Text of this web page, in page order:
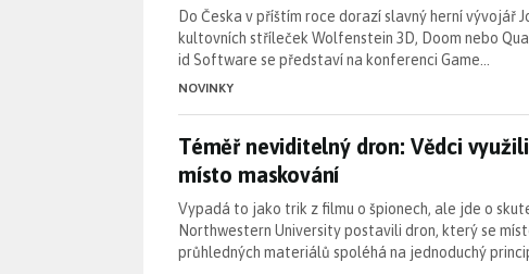
Do Česka v příštím roce dorazí slavný herní vývojář
kultovních stříleček Wolfenstein 3D, Doom nebo
id Software se představí na konferenci Game…
NOVINKY
Téměř neviditelný dron: Vědci
Téměř neviditelný dron: Vědci
místo maskování
Vypadá to jako trik z filmu o špionech, ale jde o
Northwestern University postavili dron, který se
průhledných materiálů spoléhá na jednoduchý